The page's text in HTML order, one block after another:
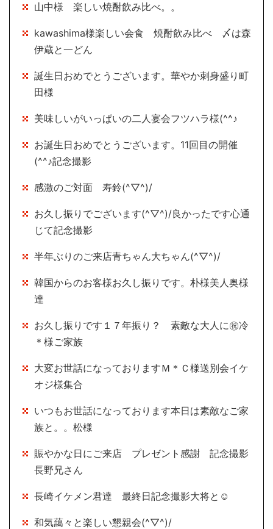
山中様 楽しい焼酎飲み比べ。。
kawashima様楽しい会食 焼酎飲み比べ 〆は森
伊蔵と一どん
誕生日おめでとうございます。華やか刺身盛り町
田様
美味しいがいっぱいの二人宴会フツハラ様(^^♪
お誕生日おめでとうございます。11回目の開催
(^^♪記念撮影
感激のご対面 寿鈴(^▽^)/
お久し振りでございます(^▽^)/良かったです心通
じて記念撮影
半年ぶりのご来店青ちゃん大ちゃん(^▽^)/
韓国からのお客様お久し振りです。朴様美人奥様
達
お久し振りです１７年振り？ 素敵な大人に㊗冷
＊様ご家族
大変お世話になっておりますＭ＊Ｃ様送別会イケ
オジ様集合
いつもお世話になっております本日は素敵なご家
族と。。松様
賑やかな日にご来店 プレゼント感謝 記念撮影
長野兄さん
長崎イケメン君達 最終日記念撮影大将と☺
和気藹々と楽しい懇親会(^▽^)/